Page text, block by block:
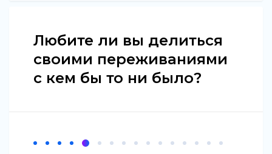
Любите ли вы делиться
своими переживаниями
с кем бы то ни было?